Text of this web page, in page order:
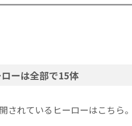
ローは全部で15体
されているヒーローはこちら